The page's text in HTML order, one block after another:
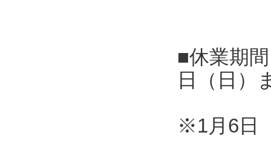
■休業期
日（日）
※1月6日